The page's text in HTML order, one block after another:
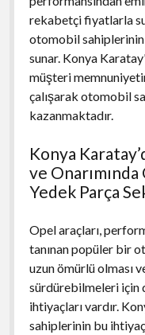
rekabetçi fiyatlarla
otomobil
sunar. Konya
müşteri
çalışarak otomobil
kazanmaktadır.
Konya
ve
Yedek Parça
Opel araçları,
tanınan popüler bir
uzun ömürlü olması
sürdürebilmeleri için
ihtiyaçları vardır.
sahiplerinin bu